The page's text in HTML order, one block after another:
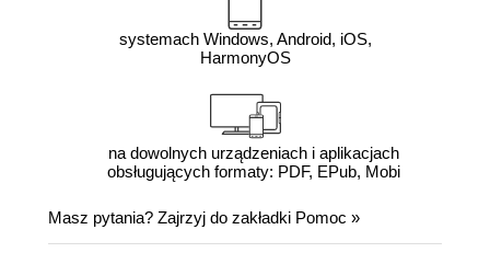
systemach Windows, Android, iOS,
HarmonyOS
na dowolnych urządzeniach i aplikacjach
obsługujących formaty: PDF, EPub, Mobi
Masz pytania? Zajrzyj do zakładki Pomoc »